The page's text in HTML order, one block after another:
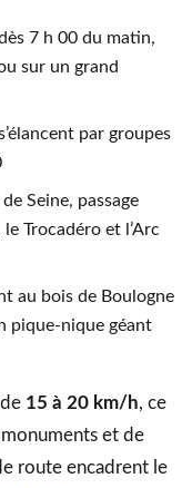
7 h 00 du matin,
sur un grand
par groupes
Seine, passage
Trocadéro et l’Arc
au bois de Boulogne
pique-nique géant
15 à 20 km/h, ce
et de
route encadrent le